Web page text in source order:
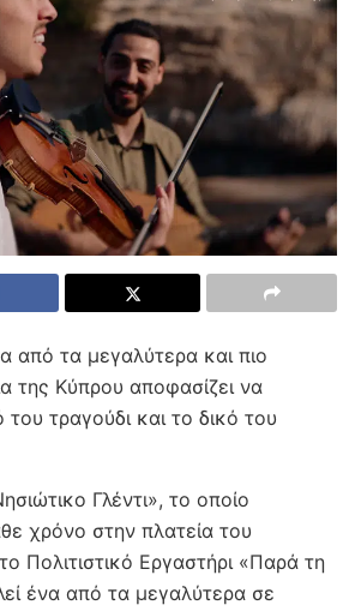
από τα μεγαλύτερα και πιο
της Κύπρου αποφασίζει να
του τραγούδι και το δικό του
Γλέντι», το οποίο
χρόνο στην πλατεία του
Πολιτιστικό Εργαστήρι «Παρά τη
ένα από τα μεγαλύτερα σε